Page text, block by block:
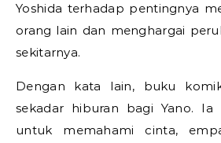
Yoshida terhadap pentingnya
orang lain dan menghargai
sekitarnya.
Dengan kata lain, buku
sekadar hiburan bagi Yano. Ia
untuk memahami cinta,